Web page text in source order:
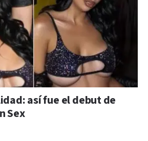
así fue el debut de
Sex